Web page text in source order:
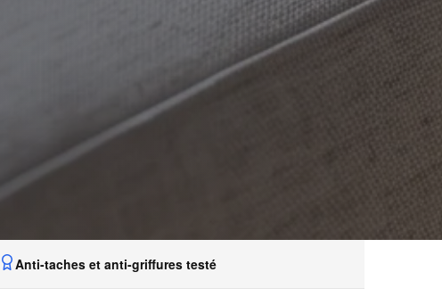
Anti-taches et anti-griffures testé